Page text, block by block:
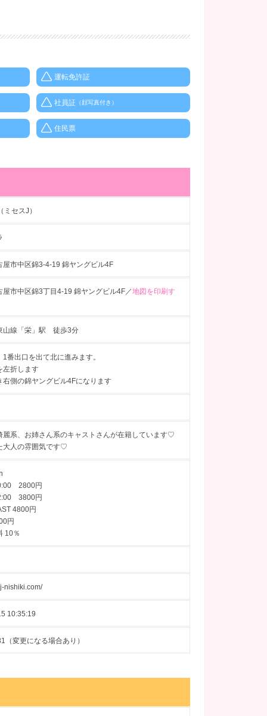
運転免許証
社員証 （顔写真付き）
住民票
ミセスJ）
屋市中区錦3-4-19 錦ヤングビル4F
屋市中区錦3丁目4-19 錦ヤングビル4F／地図を印刷す
山線「栄」駅 徒歩3分
番出口を出て北に進みます。
折します
側の錦ヤングビル4Fになります
麗系、お姉さん系のキャストさんが在籍しています♡
大人の雰囲気です♡
2800円
3800円
4800円
円
10％
nishiki.com/
10:35:19
（変更になる場合あり）